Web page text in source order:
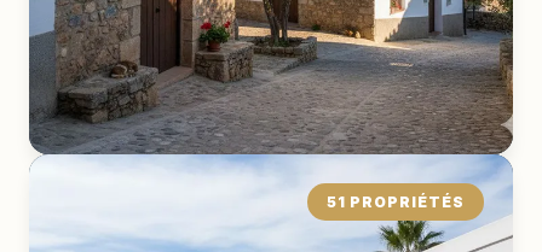
51 PROPRIÉTÉS